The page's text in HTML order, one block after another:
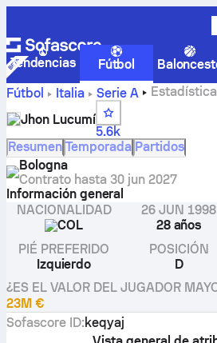
Tendencias Fútbol
Fútbol
Italia Serie A
de Jhon Lucumí
Jhon Lucumí
5.6k
Resumen Temporada Partidos
Bologna
Contrato hasta 30 jun 2027
Información general
NACIONALIDAD
COL
26 JUN 1998
28 años
PIÉ PREFERIDO
Izquierdo
POSICIÓN
D
¿ES EL VALOR DEL JUGADOR
23M €
Sofascore ID:keqyaj